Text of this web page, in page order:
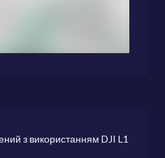
з використанням DJI L1